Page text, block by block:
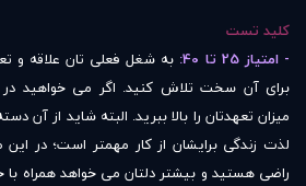
کلید تست
- امتیاز 25 تا 40:
به شغل فعلی تان علاقه و
برای آن سخت تلاش کنید. اگر می خواهید در
میزان تعهدتان را بالا ببرید. البته شاید از
لذت زندگی برایشان از کار مهمتر است؛ در
راضی هستید و بیشتر دلتان می خواهد همراه با